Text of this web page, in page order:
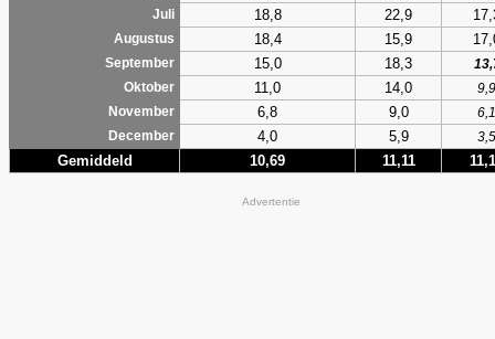
Juli 18,8 22,9
Augustus 18,4 15,9
September 15,0 18,3
Oktober
11,0 14,0
9,9
November
6,8 9,0
6,1
December
4,0 5,9 3,5
Gemiddeld 10,69 11,11
Advertentie